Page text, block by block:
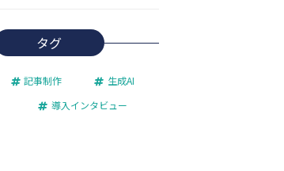
タグ
記事制作
生成AI
導入インタビュー